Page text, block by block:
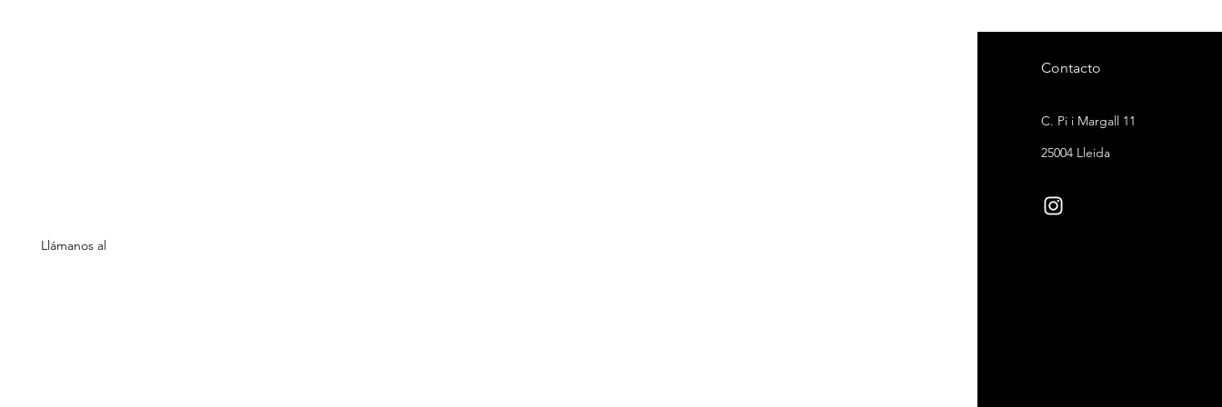
Llámanos al
Contacto
C. Pi i Margall 11
25004 Lleida